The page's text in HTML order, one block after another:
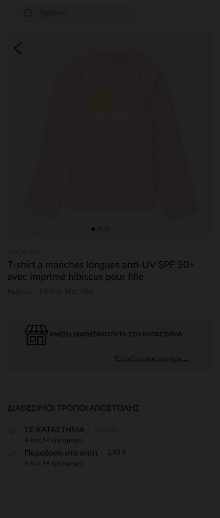
T-shirt à manches longues anti-UV SPF 50+
avec imprimé hibiscus pour fille
ΆΜΕΣΗ ΔΙΑΘΕΣΙΜΌΤΗΤΑ ΣΤΟ ΚΑΤΆΣΤΗΜΑ
Επιλέξτε ένα κατάστημα →
ΔΙΑΘΈΣΙΜΟΙ ΤΡΌΠΟΙ ΑΠΟΣΤΟΛΉΣ
ΣΕ ΚΑΤΑΣΤΗΜΑ
6 έως 14 εργ.ημέρες
Παράδοση στο σπίτι 3,90 €
5 έως 14 εργ.ημέρες